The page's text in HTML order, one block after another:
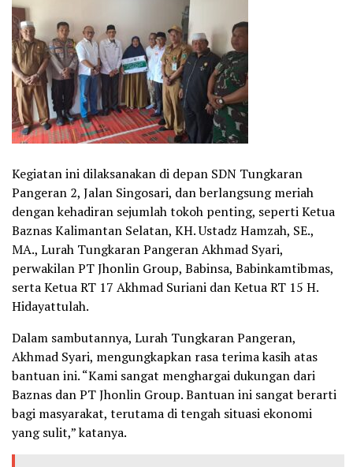
Kegiatan ini dilaksanakan di depan SDN Tungkaran
Pangeran 2, Jalan Singosari, dan berlangsung meriah
dengan kehadiran sejumlah tokoh penting, seperti Ketua
Baznas Kalimantan Selatan, KH. Ustadz Hamzah, SE.,
MA., Lurah Tungkaran Pangeran Akhmad Syari,
perwakilan PT Jhonlin Group, Babinsa, Babinkamtibmas,
serta Ketua RT 17 Akhmad Suriani dan Ketua RT 15 H.
Hidayattulah.
Dalam sambutannya, Lurah Tungkaran Pangeran,
Akhmad Syari, mengungkapkan rasa terima kasih atas
bantuan ini. “Kami sangat menghargai dukungan dari
Baznas dan PT Jhonlin Group. Bantuan ini sangat berarti
bagi masyarakat, terutama di tengah situasi ekonomi
yang sulit,” katanya.